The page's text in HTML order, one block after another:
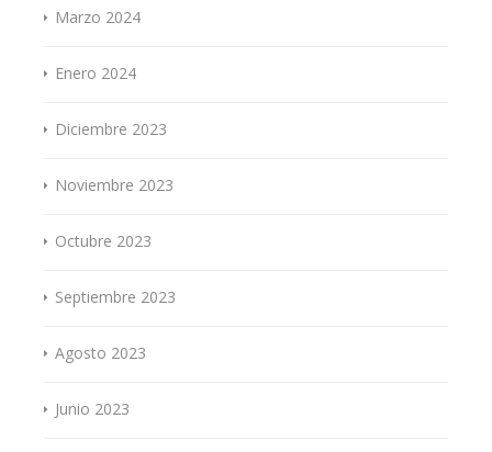
Marzo 2024
Enero 2024
Diciembre 2023
Noviembre 2023
Octubre 2023
Septiembre 2023
Agosto 2023
Junio 2023